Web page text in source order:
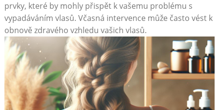
prvky, které by mohly⁢ přispět k vašemu​ problému s
vypadáváním vlasů. Včasná intervence může často vést k
⁢obnově‍ zdravého​ vzhledu vašich vlasů.